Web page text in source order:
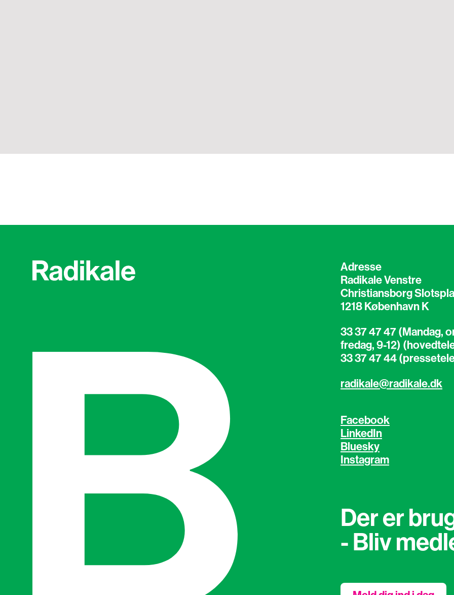
Adresse
Radikale Venstre
Christiansborg
1218 København K
33 37 47 47 (Mandag,
fredag, 9-12)
33 37 47 44
radikale@radikale.dk
Facebook
LinkedIn
Bluesky
Instagram
Der er
- Bliv